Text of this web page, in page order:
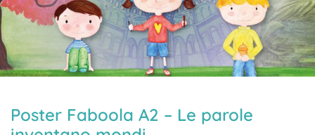
Poster Faboola A2 – Le parole